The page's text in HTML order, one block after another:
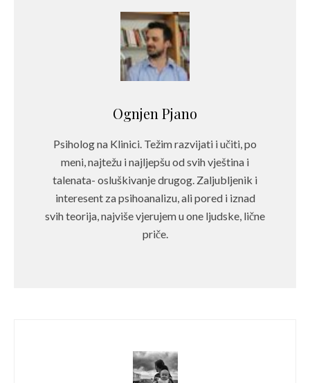
Ognjen Pjano
Psiholog na Klinici. Težim razvijati i učiti, po
meni, najtežu i najljepšu od svih vještina i
talenata- osluškivanje drugog. Zaljubljenik i
interesent za psihoanalizu, ali pored i iznad
svih teorija, najviše vjerujem u one ljudske, lične
priče.